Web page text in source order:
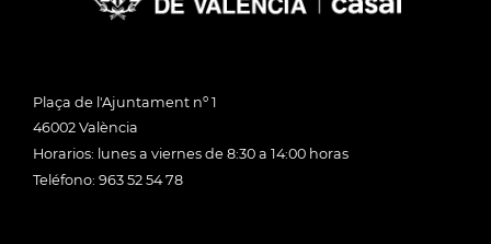
Plaça de l'Ajuntament nº 1
46002 València
Horarios: lunes a viernes de 8:30 a 14:00 horas
Teléfono: 963 52 54 78